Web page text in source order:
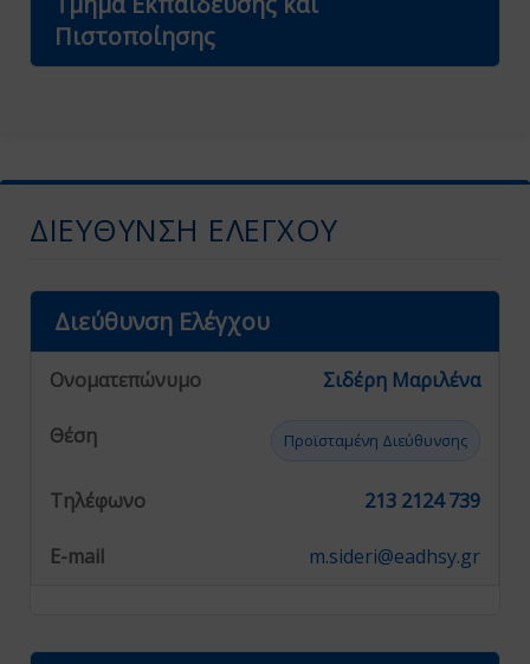
Πιστοποίησης
ΔΙΕΎΘΥΝΣΗ ΕΛΈΓΧΟΥ
Διεύθυνση Ελέγχου
Σιδέρη Μαριλένα
Προϊσταμένη Διεύθυνσης
213 2124 739
m.sideri@eadhsy.gr